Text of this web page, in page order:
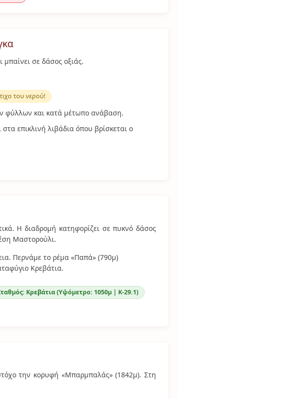
σε δάσος οξιάς.
του νερού!
φύλλων και κατά μέτωπο ανάβαση.
επικλινή λιβάδια όπου βρίσκεται ο
Η διαδρομή κατηφορίζει σε πυκνό δάσος
Μαστορούλι.
Περνάμε το ρέμα «Παπά» (790μ)
Κρεβάτια.
Κρεβάτια (Υψόμετρο: 1050μ | Κ-29.1)
την κορυφή «Μπαρμπαλάς» (1842μ). Στη